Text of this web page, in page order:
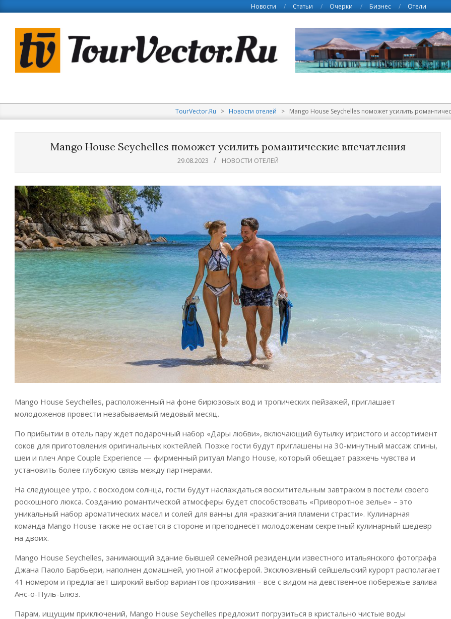
content
Новости Статьи Очерки Бизнес Отели
TourVector.Ru > Новости отелей > Mango House Seychelles поможет усилить
Mango House Seychelles поможет усилить романтические впечатления
29.08.2023 НОВОСТИ ОТЕЛЕЙ
Mango House Seychelles, расположенный на фоне бирюзовых вод и тропических пейзажей, приглашает
молодоженов провести незабываемый медовый месяц.
По прибытии в отель пару ждет подарочный набор «Дары любви», включающий бутылку игристого и ассортимент
соков для приготовления оригинальных коктейлей. Позже гости будут приглашены на 30-минутный массаж спины,
шеи и плеч Anpe Couple Experience — фирменный ритуал Mango House, который обещает разжечь чувства и
установить более глубокую связь между партнерами.
На следующее утро, с восходом солнца, гости будут наслаждаться восхитительным завтраком в постели своего
роскошного люкса. Созданию романтической атмосферы будет способствовать «Приворотное зелье» – это
уникальный набор ароматических масел и солей для ванны для «разжигания пламени страсти». Кулинарная
команда Mango House также не остается в стороне и преподнесёт молодоженам секретный кулинарный шедевр
на двоих.
Mango House Seychelles, занимающий здание бывшей семейной резиденции известного итальянского фотографа
Джана Паоло Барбьери, наполнен домашней, уютной атмосферой. Эксклюзивный сейшельский курорт располагает
41 номером и предлагает широкий выбор вариантов проживания – все с видом на девственное побережье залива
Анс-о-Пуль-Блюз.
Парам, ищущим приключений, Mango House Seychelles предложит погрузиться в кристально чистые воды